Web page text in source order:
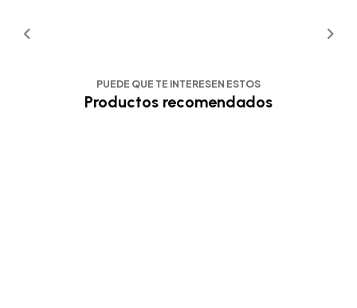
PUEDE QUE TE INTERESEN ESTOS
Productos recomendados